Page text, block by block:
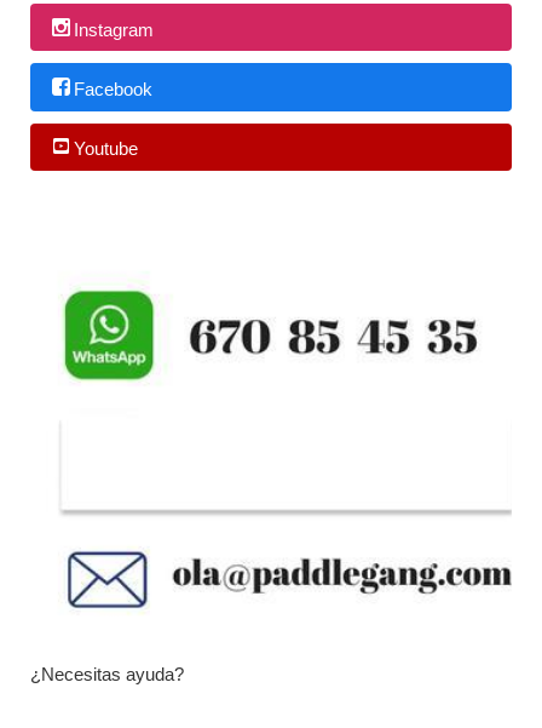
Instagram
Facebook
Youtube
¿Necesitas ayuda?